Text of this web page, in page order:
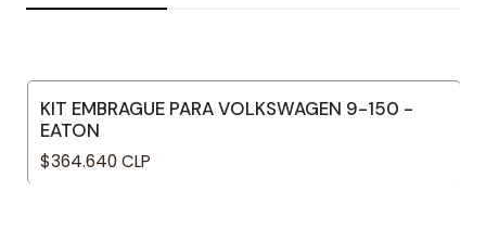
KIT EMBRAGUE PARA VOLKSWAGEN 9-150 -
EATON
$364.640 CLP